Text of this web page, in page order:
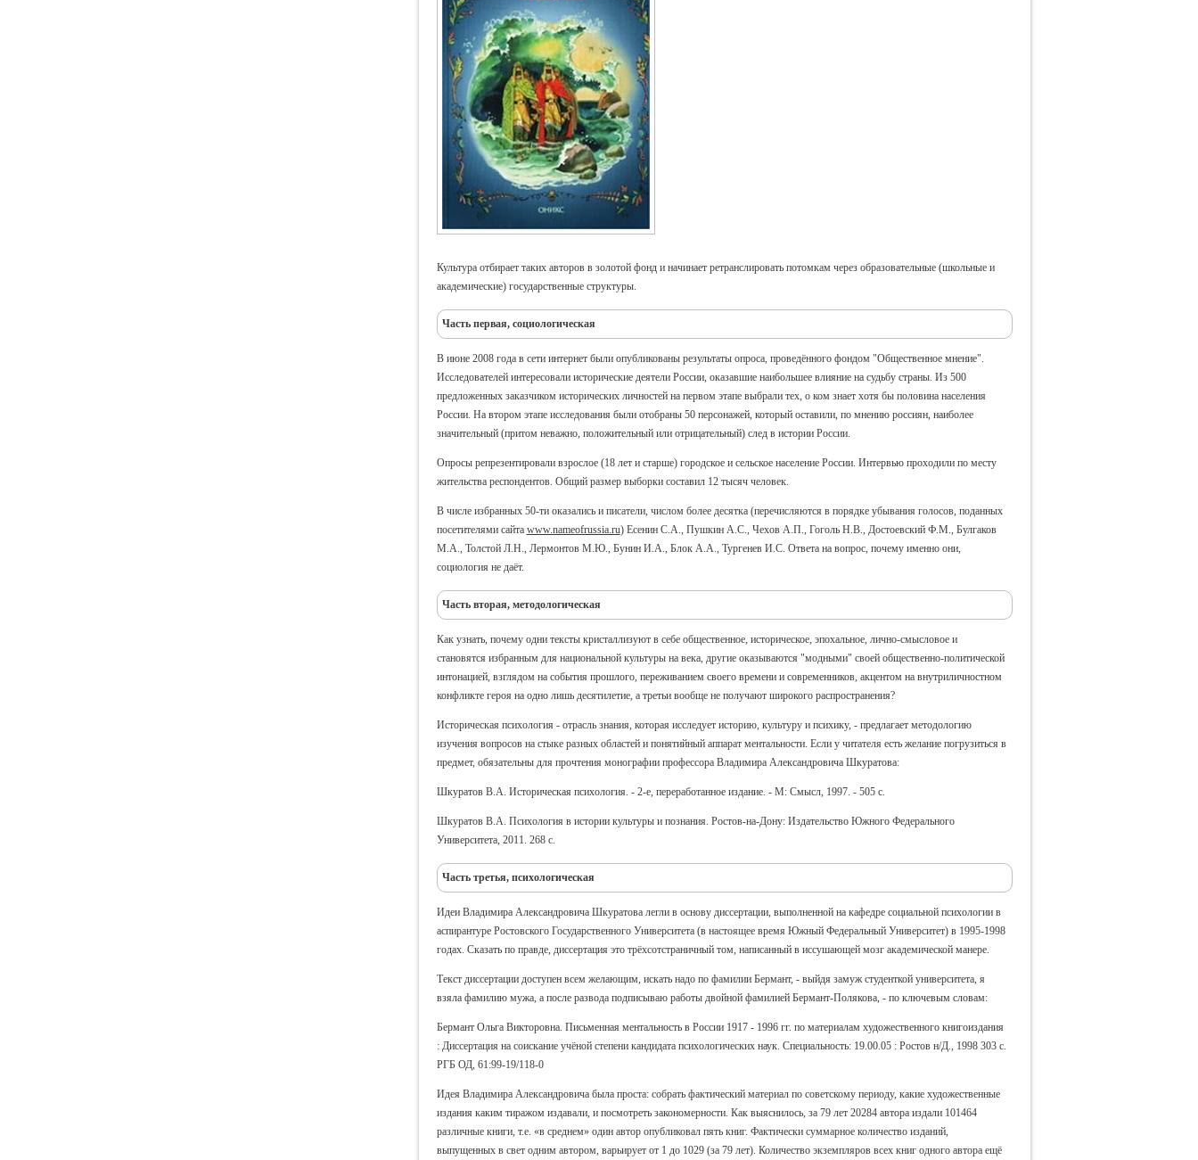
Культура отбирает таких авторов в золотой фонд и начинает ретранслировать потомкам через образовательные (школьные и
академические) государственные структуры.
Часть первая, социологическая
В июне 2008 года в сети интернет были опубликованы результаты опроса, проведённого фондом "Общественное мнение".
Исследователей интересовали исторические деятели России, оказавшие наибольшее влияние на судьбу страны. Из 500
предложенных заказчиком исторических личностей на первом этапе выбрали тех, о ком знает хотя бы половина населения
России. На втором этапе исследования были отобраны 50 персонажей, который оставили, по мнению россиян, наиболее
значительный (притом неважно, положительный или отрицательный) след в истории России.
Опросы репрезентировали взрослое (18 лет и старше) городское и сельское население России. Интервью проходили по месту
жительства респондентов. Общий размер выборки составил 12 тысяч человек.
В числе избранных 50-ти оказались и писатели, числом более десятка (перечисляются в порядке убывания голосов, поданных
посетителями сайта www.nameofrussia.ru) Есенин С.А., Пушкин А.С., Чехов А.П., Гоголь Н.В., Достоевский Ф.М., Булгаков
М.А., Толстой Л.Н., Лермонтов М.Ю., Бунин И.А., Блок А.А., Тургенев И.С. Ответа на вопрос, почему именно они,
социология не даёт.
Часть вторая, методологическая
Как узнать, почему одни тексты кристаллизуют в себе общественное, историческое, эпохальное, лично-смысловое и
становятся избранным для национальной культуры на века, другие оказываются "модными" своей общественно-политической
интонацией, взглядом на события прошлого, переживанием своего времени и современников, акцентом на внутриличностном
конфликте героя на одно лишь десятилетие, а третьи вообще не получают широкого распространения?
Историческая психология - отрасль знания, которая исследует историю, культуру и психику, - предлагает методологию
изучения вопросов на стыке разных областей и понятийный аппарат ментальности. Если у читателя есть желание погрузиться в
предмет, обязательны для прочтения монографии профессора Владимира Александровича Шкуратова:
Шкуратов В.А. Историческая психология. - 2-е, переработанное издание. - М: Смысл, 1997. - 505 с.
Шкуратов В.А. Психология в истории культуры и познания. Ростов-на-Дону: Издательство Южного Федерального
Университета, 2011. 268 с.
Часть третья, психологическая
Идеи Владимира Александровича Шкуратова легли в основу диссертации, выполненной на кафедре социальной психологии в
аспирантуре Ростовского Государственного Университета (в настоящее время Южный Федеральный Университет) в 1995-1998
годах. Сказать по правде, диссертация это трёхсотстраничный том, написанный в иссушающей мозг академической манере.
Текст диссертации доступен всем желающим, искать надо по фамилии Бермант, - выйдя замуж студенткой университета, я
взяла фамилию мужа, а после развода подписываю работы двойной фамилией Бермант-Полякова, - по ключевым словам:
Бермант Ольга Викторовна. Письменная ментальность в России 1917 - 1996 гг. по материалам художественного книгоиздания
: Диссертация на соискание учёной степени кандидата психологических наук. Специальность: 19.00.05 : Ростов н/Д., 1998 303 c.
РГБ ОД, 61:99-19/118-0
Идея Владимира Александровича была проста: собрать фактический материал по советскому периоду, какие художественные
издания каким тиражом издавали, и посмотреть закономерности. Как выяснилось, за 79 лет 20284 автора издали 101464
различные книги, т.е. «в среднем» один автор опубликовал пять книг. Фактически суммарное количество изданий,
выпущенных в свет одним автором, варьирует от 1 до 1029 (за 79 лет). Количество экземпляров всех книг одного автора ещё